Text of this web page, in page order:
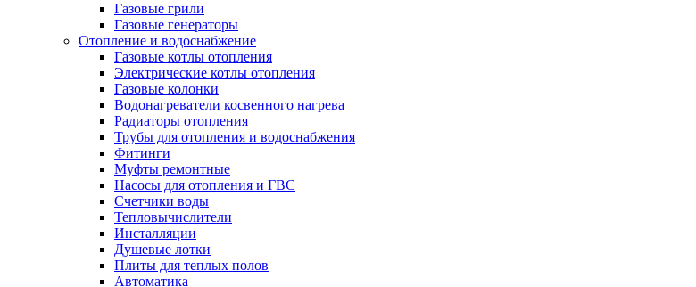
Газовые грили
Газовые генераторы
Отопление и водоснабжение
Газовые котлы отопления
Электрические котлы отопления
Газовые колонки
Водонагреватели косвенного нагрева
Радиаторы отопления
Трубы для отопления и водоснабжения
Фитинги
Муфты ремонтные
Насосы для отопления и ГВС
Счетчики воды
Тепловычислители
Инсталляции
Душевые лотки
Плиты для теплых полов
Автоматика